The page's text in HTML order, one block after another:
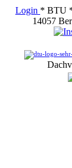
Login * BTU
14057